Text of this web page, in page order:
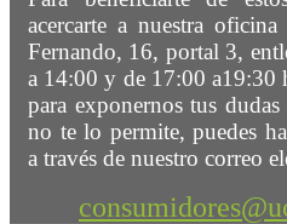
acercarte a nuestra
Fernando, 16, portal 3,
a 14:00 y de 17:00 a19:30
para exponernos tus
no te lo permite, puedes
a través de nuestro correo